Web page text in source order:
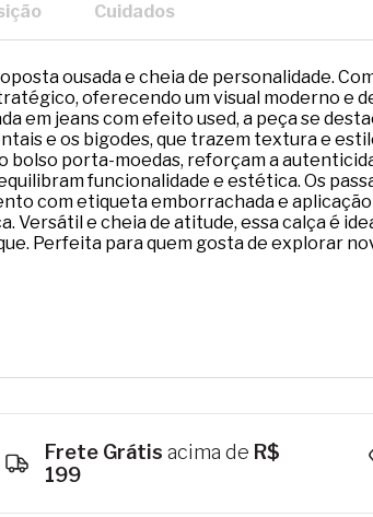
Cuidados
ousada e cheia de personalidade.
oferecendo um visual moderno e
em jeans com efeito used, a peça se
e os bigodes, que trazem textura e
bolso porta-moedas, reforçam a
funcionalidade e estética. Os
com etiqueta emborrachada e
Versátil e cheia de atitude, essa calça é
Perfeita para quem gosta de explorar
Frete Grátis acima de R$
199